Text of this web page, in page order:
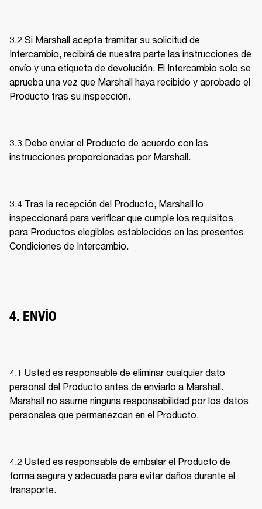
3.2 Si Marshall acepta tramitar su solicitud de
Intercambio, recibirá de nuestra parte las instrucciones de
envío y una etiqueta de devolución. El Intercambio solo se
aprueba una vez que Marshall haya recibido y aprobado el
Producto tras su inspección.
3.3 Debe enviar el Producto de acuerdo con las
instrucciones proporcionadas por Marshall.
3.4 Tras la recepción del Producto, Marshall lo
inspeccionará para verificar que cumple los requisitos
para Productos elegibles establecidos en las presentes
Condiciones de Intercambio.
4. ENVÍO
4.1 Usted es responsable de eliminar cualquier dato
personal del Producto antes de enviarlo a Marshall.
Marshall no asume ninguna responsabilidad por los datos
personales que permanezcan en el Producto.
4.2 Usted es responsable de embalar el Producto de
forma segura y adecuada para evitar daños durante el
transporte.